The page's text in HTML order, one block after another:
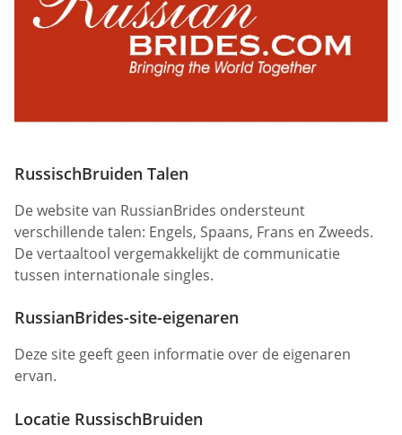
RussischBruiden Talen
De website van RussianBrides ondersteunt
verschillende talen: Engels, Spaans, Frans en Zweeds.
De vertaaltool vergemakkelijkt de communicatie
tussen internationale singles.
RussianBrides-site-eigenaren
Deze site geeft geen informatie over de eigenaren
ervan.
Locatie RussischBruiden